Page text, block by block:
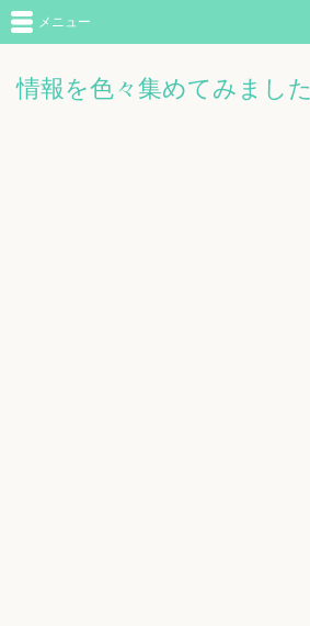
情報を色々集めてみました
メニュー